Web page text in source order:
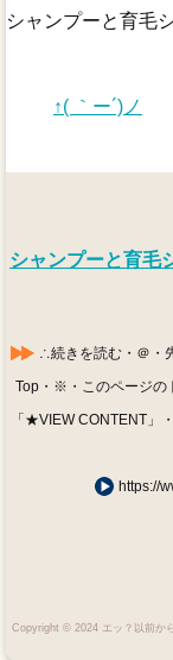
シャンプーと育毛
↑( ｀ー´)ノ
シャンプーと育毛
∴続きを読む・＠・
Top・※・このページ
「★VIEW CONTENT」
https://
Copyright © 2024 エッ？以前か